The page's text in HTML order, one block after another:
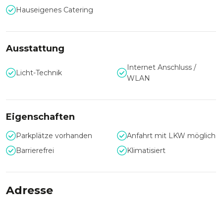
eingerichtet und dient als Bar-Lounge, die eine weitere tolle
Möglichkeit bietet, Ihr Event individuell zu gestalten.
Sie sind auf der Suche nach einer anderen Toplocation am
Flensburger Hafen? Dann schauen Sie doch auch im
Hafen Flensburg
Hauseigenes Catering
Ausstattung
Licht-Technik
Internet Anschluss /
WLAN
Eigenschaften
Parkplätze vorhanden
Anfahrt mit LKW möglich
Barrierefrei
Klimatisiert
Adresse